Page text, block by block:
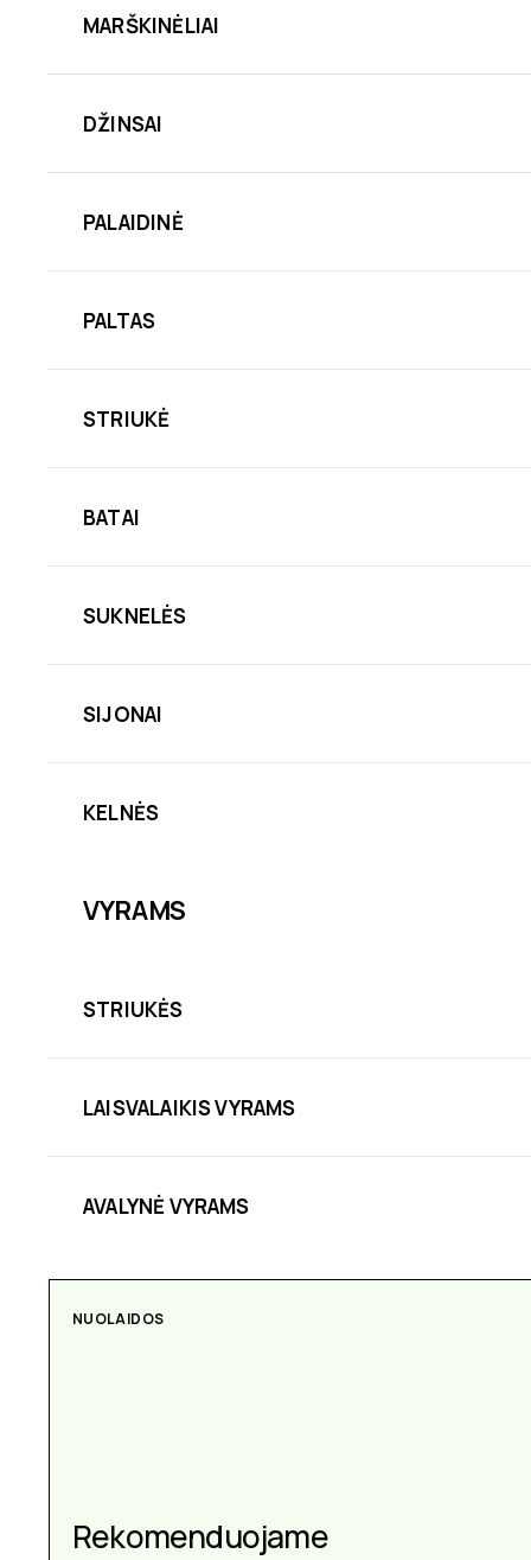
MARŠKINĖLIAI
DŽINSAI
PALAIDINĖ
PALTAS
STRIUKĖ
BATAI
SUKNELĖS
SIJONAI
KELNĖS
VYRAMS
STRIUKĖS
LAISVALAIKIS VYRAMS
AVALYNĖ VYRAMS
NUOLAIDOS
Rekomenduojame